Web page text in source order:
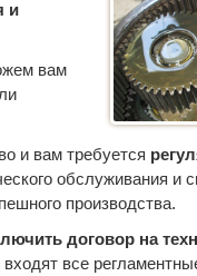
и
вам
и вам требуется
обслуживания и
производства.
договор на
входят все